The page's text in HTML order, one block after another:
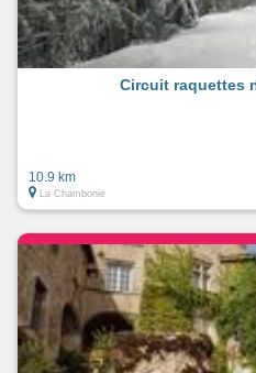
Circuit raquettes
10.9 km
La Chambonie